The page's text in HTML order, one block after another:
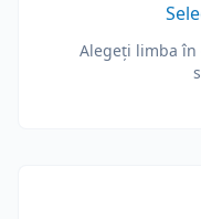
Alegeți limba